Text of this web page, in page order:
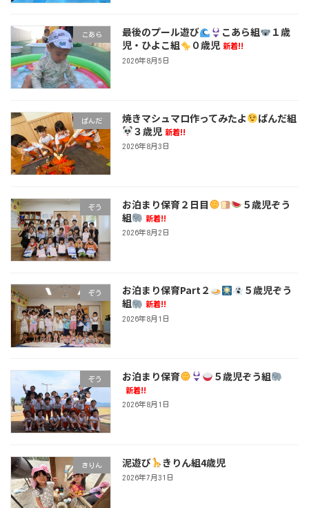
こあら 最後のプール遊び こあら組
１歳
児・ひよこ組
０歳児 新着!!
2026年8月5日
ぱんだ 焼きマシュマロ作ってみたよ
ぱんだ組
３歳児 新着!!
2026年8月3日
ぞう お泊まり保育２日目
５歳児ぞう
組
新着!!
2026年8月2日
ぞう お泊まり保育Part２
５歳児ぞう
組
新着!!
2026年8月1日
ぞう お泊まり保育 ５歳児ぞう組
新着!!
2026年8月1日
きりん 泥遊び きりん組4歳児
2026年7月31日